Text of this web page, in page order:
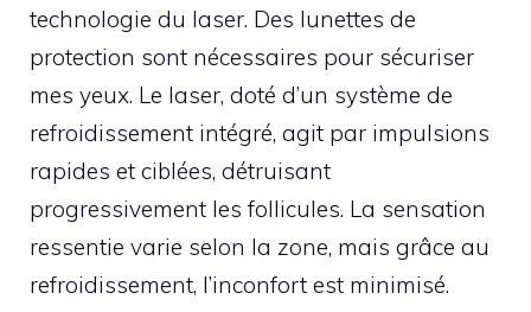
technologie du laser. Des lunettes de
protection sont nécessaires pour sécuriser
mes yeux. Le laser, doté d’un système de
refroidissement intégré, agit par impulsions
rapides et ciblées, détruisant
progressivement les follicules. La sensation
ressentie varie selon la zone, mais grâce au
refroidissement, l’inconfort est minimisé.